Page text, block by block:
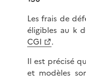
Les frais de
éligibles au k
CGI
.
Il est précisé
et modèles